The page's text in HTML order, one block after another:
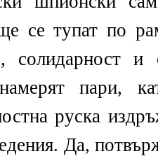
се тупат по
солидарност и
пари,
руска
Да,